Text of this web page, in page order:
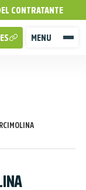
CONTRATANTE
MENU